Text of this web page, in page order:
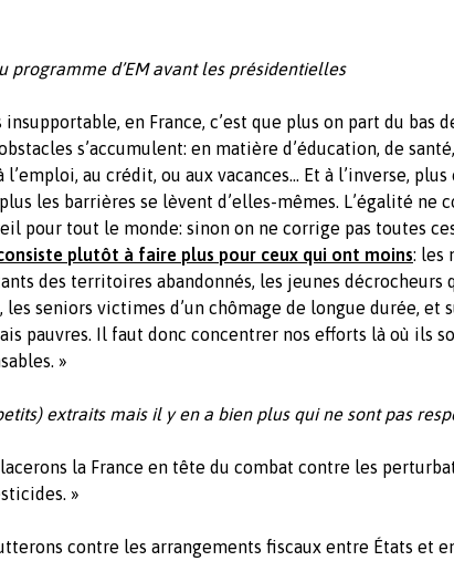
programme d’EM avant les présidentielles
insupportable, en France, c’est que plus on part du bas
s’accumulent: en matière d’éducation, de
l’emploi, au crédit, ou aux vacances... Et à l’inverse,
les barrières se lèvent d’elles-mêmes. L’égalité ne
pour tout le monde: sinon on ne corrige pas toutes
plutôt à faire plus pour ceux qui ont moins: les
des territoires abandonnés, les jeunes décrocheurs
les seniors victimes d’un chômage de longue durée,
pauvres. Il faut donc concentrer nos efforts là où ils
»
extraits mais il y en a bien plus qui ne sont pas
la France en tête du combat contre les
»
contre les arrangements fiscaux entre États et